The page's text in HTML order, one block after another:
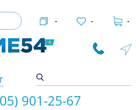
- - -
901-25-67